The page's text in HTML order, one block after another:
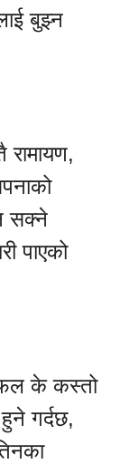
बुझ्न
रामायण,
सक्ने
पाएको
के कस्तो
गर्दछ,